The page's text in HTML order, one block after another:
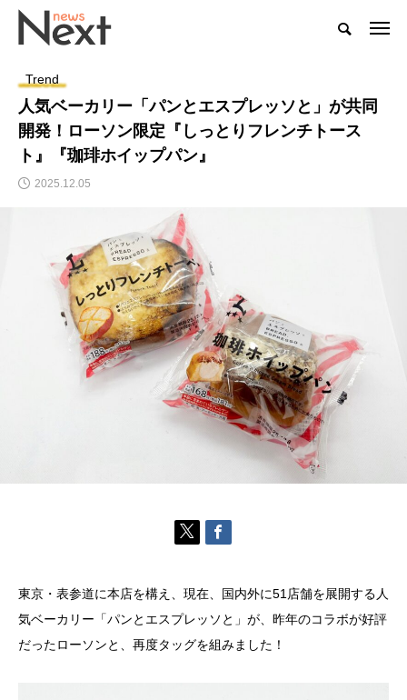
Trend
人気ベーカリー「パンとエスプレッソと」が共同
開発！ローソン限定『しっとりフレンチトース
ト』『珈琲ホイップパン』
2025.12.05
東京・表参道に本店を構え、現在、国内外に51店舗を展開する人
気ベーカリー「パンとエスプレッソと」が、昨年のコラボが好評
だったローソンと、再度タッグを組みました！